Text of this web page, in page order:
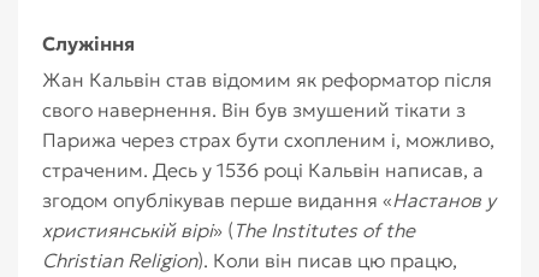
Служіння
Жан Кальвін став відомим як реформатор після
свого навернення. Він був змушений тікати з
Парижа через страх бути схопленим і, можливо,
страченим. Десь у 1536 році Кальвін написав, а
згодом опублікував перше видання «Настанов у
християнській вірі» ( The Institutes of the
Christian Religion). Коли він писав цю працю,